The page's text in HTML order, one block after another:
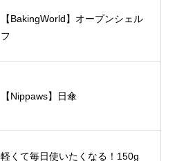
【BakingWorld】オープンシェル
フ
【Nippaws】日傘
軽くて毎日使いたくなる！150g